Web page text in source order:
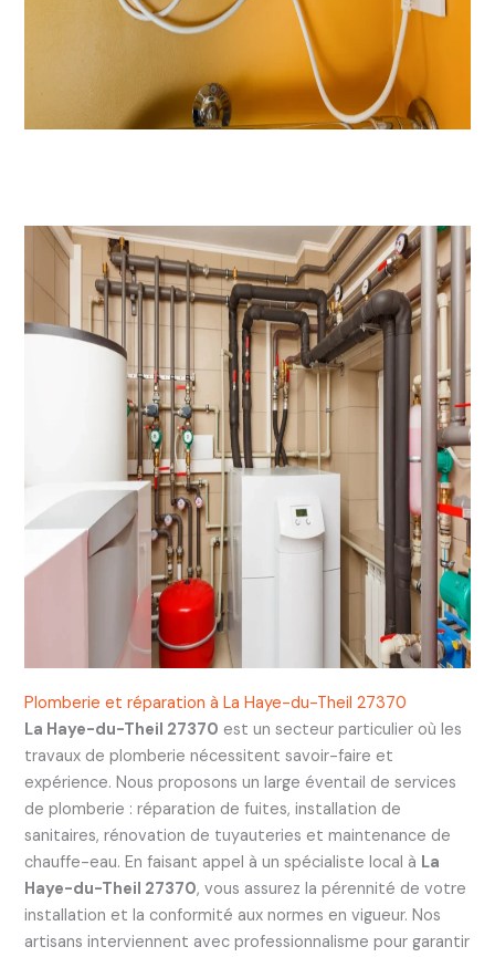
Plomberie et réparation à La Haye-du-Theil 27370
La Haye-du-Theil 27370 est un secteur particulier où les
travaux de plomberie nécessitent savoir-faire et
expérience. Nous proposons un large éventail de services
de plomberie : réparation de fuites, installation de
sanitaires, rénovation de tuyauteries et maintenance de
chauffe-eau. En faisant appel à un spécialiste local à La
Haye-du-Theil 27370, vous assurez la pérennité de votre
installation et la conformité aux normes en vigueur. Nos
artisans interviennent avec professionnalisme pour garantir